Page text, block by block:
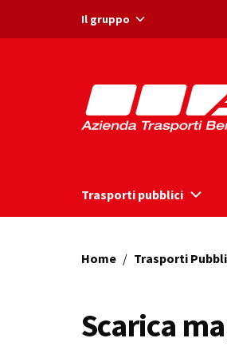
Il gruppo
Trasporti pubblici
Home / Trasporti
Scarica